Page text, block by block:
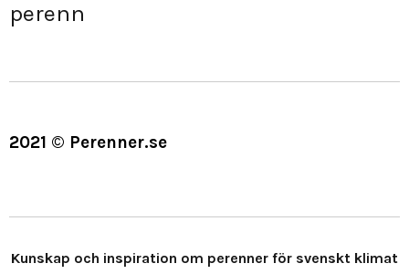
perenn
2021 © Perenner.se
Kunskap och inspiration om perenner för svenskt klimat